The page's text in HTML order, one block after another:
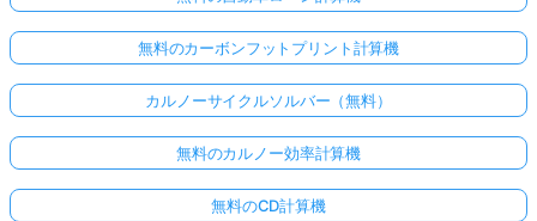
無料のカーボンフットプリント計算機
カルノーサイクルソルバー（無料）
無料のカルノー効率計算機
無料のCD計算機